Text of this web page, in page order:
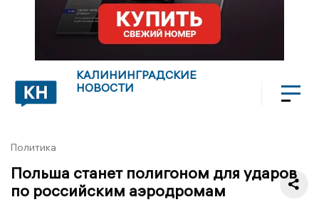
КАЛИНИНГРАДСКИЕ
НОВОСТИ
Политика
Польша станет полигоном для ударов
по российским аэродромам